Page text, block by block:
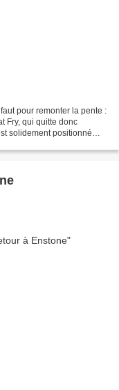
pour remonter la pente :
Fry, qui quitte donc
solidement positionné